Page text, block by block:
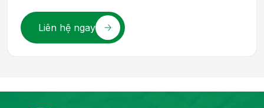
Liên hệ ngay